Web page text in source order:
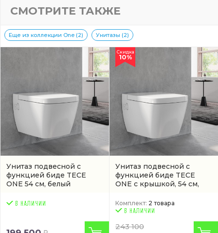
СМОТРИТЕ ТАКЖЕ
Еще из коллекции One (2) Унитазы (2)
Унитаз подвесной с
функцией биде TECE
ONE 54 см, белый
Унитаз подвесной с
функцией биде TECE
ONE с крышкой, 54 см,
Скидка
10%
Комплект: 2 товара
243 100